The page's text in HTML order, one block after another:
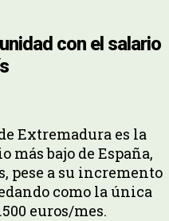
con el salario
Extremadura es la
más bajo de España,
pese a su incremento
como la única
euros/mes.